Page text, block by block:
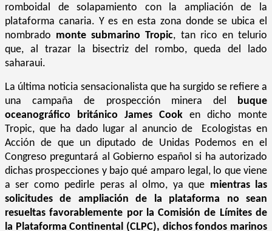
romboidal de solapamiento con la ampliación de la
plataforma canaria. Y es en esta zona donde se ubica el
nombrado monte submarino Tropic, tan rico en telurio
que, al trazar la bisectriz del rombo, queda del lado
saharaui.
La última noticia sensacionalista que ha surgido se refiere a
una campaña de prospección minera del buque
oceanográfico británico James Cook en dicho monte
Tropic, que ha dado lugar al anuncio de Ecologistas en
Acción de que un diputado de Unidas Podemos en el
Congreso preguntará al Gobierno español si ha autorizado
dichas prospecciones y bajo qué amparo legal, lo que viene
a ser como pedirle peras al olmo, ya que mientras las
solicitudes de ampliación de la plataforma no sean
resueltas favorablemente por la Comisión de Límites de
la Plataforma Continental (CLPC), dichos fondos marinos